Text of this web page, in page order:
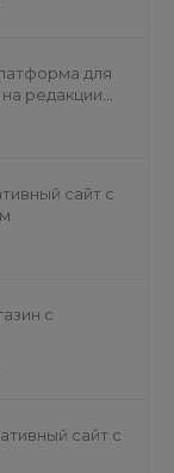
для
сайт с
с
сайт с